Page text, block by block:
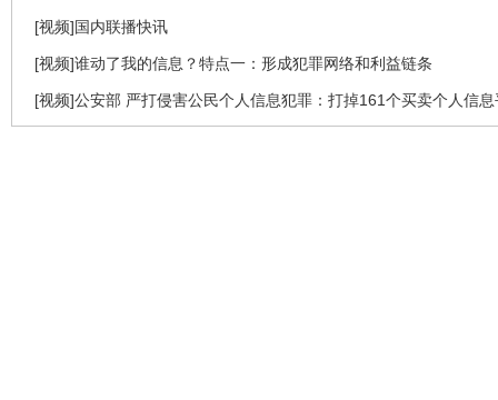
[视频]国内联播快讯
[视频]谁动了我的信息？特点一：形成犯罪网络和利益链条
[视频]公安部 严打侵害公民个人信息犯罪：打掉161个买卖个人信息